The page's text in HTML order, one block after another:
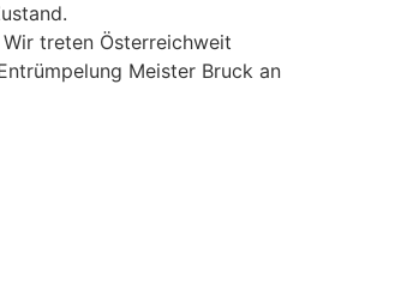
treten Österreichweit
Meister Bruck an